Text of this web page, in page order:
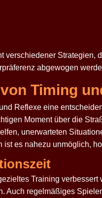
verschiedener
abgewogen
Timing
Reflexe eine
Moment über die
unerwarteten
ist es nahezu unmöglich,
Training
Auch regelmäßiges